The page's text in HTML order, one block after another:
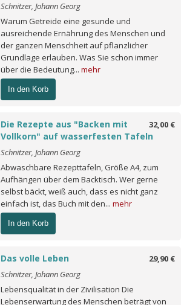
Schnitzer, Johann Georg
Warum Getreide eine gesunde und
ausreichende Ernährung des Menschen und
der ganzen Menschheit auf pflanzlicher
Grundlage erlauben. Was Sie schon immer
über die Bedeutung... mehr
In den Korb
32,00 €
Die Rezepte aus "Backen mit
Vollkorn" auf wasserfesten Tafeln
Schnitzer, Johann Georg
Abwaschbare Rezepttafeln, Größe A4, zum
Aufhängen über dem Backtisch. Wer gerne
selbst bäckt, weiß auch, dass es nicht ganz
einfach ist, das Buch mit den... mehr
In den Korb
29,90 €
Das volle Leben
Schnitzer, Johann Georg
Lebensqualität in der Zivilisation Die
Lebenserwartung des Menschen beträgt von